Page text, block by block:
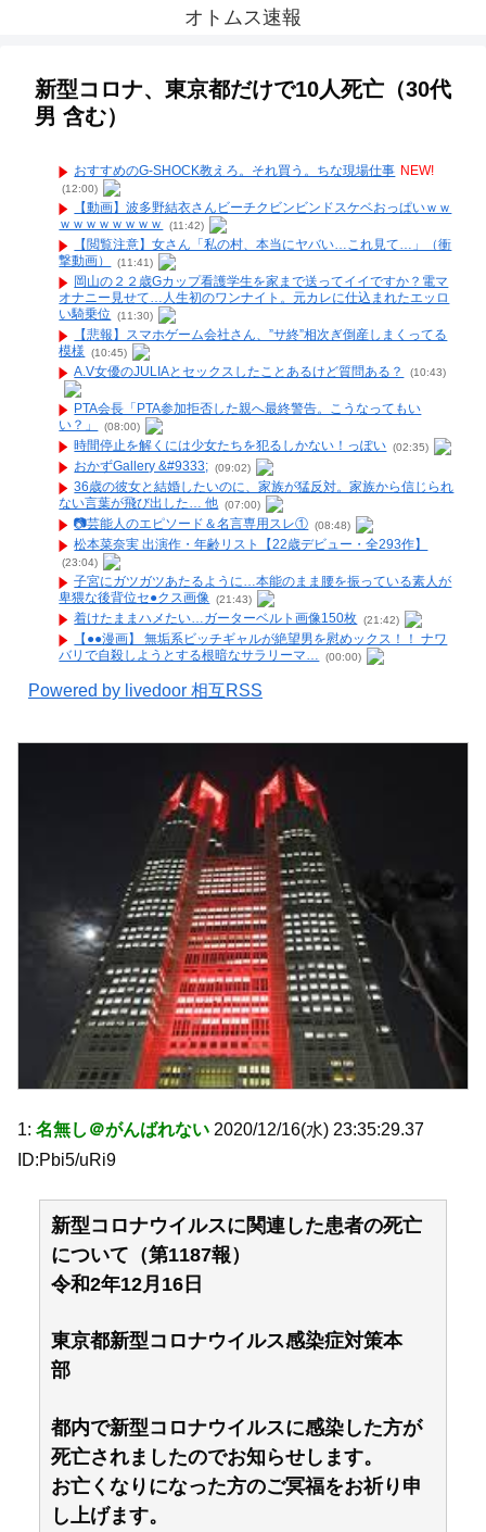
オトムス速報
新型コロナ、東京都だけで10人死亡（30代
男 含む）
おすすめのG-SHOCK教えろ。それ買う。ちな現場仕事 NEW!
(12:00)
【動画】波多野結衣さんビーチクビンビンドスケベおっぱいｗｗ
ｗｗｗｗｗｗｗｗ
(11:42)
【閲覧注意】女さん「私の村、本当にヤバい…これ見て…」（衝
撃動画）
(11:41)
岡山の２２歳Gカップ看護学生を家まで送ってイイですか？電マ
オナニー見せて…人生初のワンナイト。元カレに仕込まれたエッロ
い騎乗位
(11:30)
【悲報】スマホゲーム会社さん、”サ終”相次ぎ倒産しまくってる
模様 (10:45)
A.V女優のJULIAとセックスしたことあるけど質問ある？ (10:43)
PTA会長「PTA参加拒否した親へ最終警告。こうなってもい
い？」
(08:00)
時間停止を解くには少女たちを犯るしかない！っぽい (02:35)
おかずGallery &#9333; (09:02)
36歳の彼女と結婚したいのに、家族が猛反対。家族から信じられ
ない言葉が飛び出した… 他 (07:00)
📷️芸能人のエピソード＆名言専用スレ① (08:48)
松本菜奈実 出演作・年齢リスト【22歳デビュー・全293作】
(23:04)
子宮にガツガツあたるように…本能のまま腰を振っている素人が
卑猥な後背位セ●クス画像 (21:43)
着けたままハメたい…ガーターベルト画像150枚 (21:42)
【●●漫画】 無垢系ビッチギャルが絶望男を慰めックス！！ ナワ
バリで自殺しようとする根暗なサラリーマ…
(00:00)
Powered by livedoor 相互RSS
1: 名無し＠がんばれない 2020/12/16(水) 23:35:29.37
ID:Pbi5/uRi9
新型コロナウイルスに関連した患者の死亡
について（第1187報）
令和2年12月16日
東京都新型コロナウイルス感染症対策本
部
都内で新型コロナウイルスに感染した方が
死亡されましたのでお知らせします。
お亡くなりになった方のご冥福をお祈り申
し上げます。